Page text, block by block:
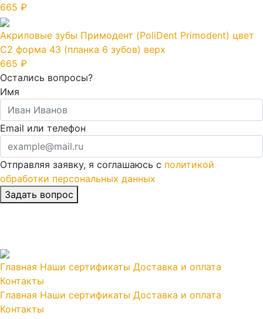
665 ₽
Акриловые зубы Примодент (PoliDent Primodent) цвет
C2 форма 43 (планка 6 зубов) верх
665 ₽
Остались вопросы?
Имя
Email или телефон
Отправляя заявку, я соглашаюсь с политикой
обработки персональных данных
Главная Наши сертификаты Доставка и оплата
Контакты
Главная Наши сертификаты Доставка и оплата
Контакты